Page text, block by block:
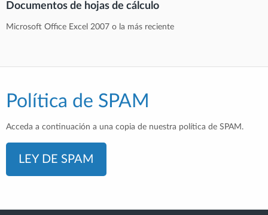
Documentos de hojas de cálculo
Microsoft Office Excel 2007 o la más reciente
Política de SPAM
Acceda a continuación a una copia de nuestra política de SPAM.
LEY DE SPAM